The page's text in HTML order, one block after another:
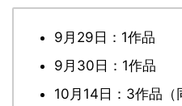
9月29日：1作品
9月30日：1作品
10月14日：3作品（